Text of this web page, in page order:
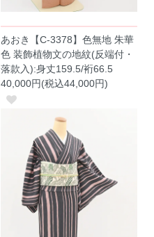
あおき【C-3378】色無地 朱華
色 装飾植物文の地紋(反端付・
落款入):身丈159.5/裄66.5
40,000円(税込44,000円)